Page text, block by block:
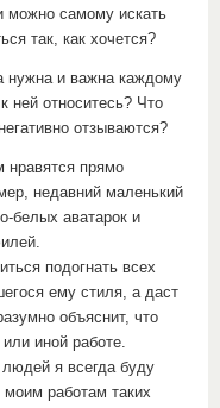
можно самому искать
так, как хочется?
нужна и важна каждому
ней относитесь? Что
отзываются?
нравятся прямо
недавний маленький
белых аватарок и
подогнать всех
ему стиля, а даст
объяснит, что
иной работе.
я всегда буду
моим работам таких